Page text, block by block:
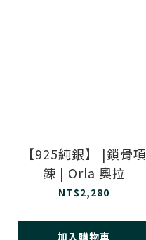
【925純銀】 |鎖骨項
鍊 | Orla 奧拉
NT$2,280
加入購物車